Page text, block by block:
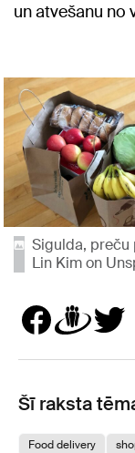
un atvešanu no
Sigulda, preču
Lin Kim on
Šī raksta
Food delivery